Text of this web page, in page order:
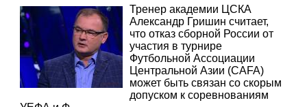
Тренер академии ЦСКА
Александр Гришин считает,
что отказ сборной России от
участия в турнире
Футбольной Ассоциации
Центральной Азии (CAFA)
может быть связан со скорым
допуском к соревнованиям